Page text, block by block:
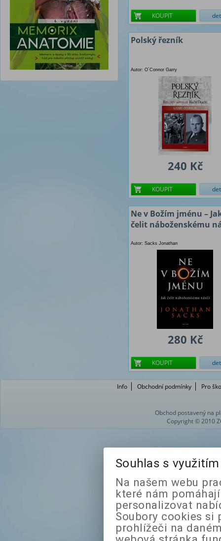
KOUPIT
Polský řezník
Autor: O´Connor Garry
240 Kč
KOUPIT
Ne v Božím jménu –
čelit náboženskému
Autor: Sacks Jonathan
280 Kč
KOUPIT
Info Obchodní podmínky Pro
Obchod postavený na
Copyright © 2010
Souhlas s
Na našem webu
které nám
personalizovat
Soubory cookies si
prohlížeči na